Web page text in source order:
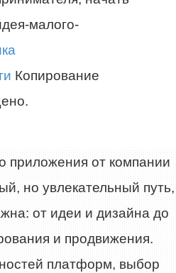
малого-
Копирование
приложения от компании
но увлекательный путь,
от идеи и дизайна до
и продвижения.
платформ, выбор